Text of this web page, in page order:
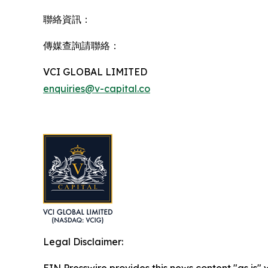
聯絡資訊：
傳媒查詢請聯絡：
VCI GLOBAL LIMITED
enquiries@v-capital.co
Legal Disclaimer: